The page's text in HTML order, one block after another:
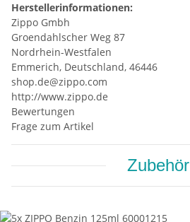
Herstellerinformationen:
Zippo Gmbh
Groendahlscher Weg 87
Nordrhein-Westfalen
Emmerich, Deutschland, 46446
shop.de@zippo.com
http://www.zippo.de
Bewertungen
Frage zum Artikel
Zubehör